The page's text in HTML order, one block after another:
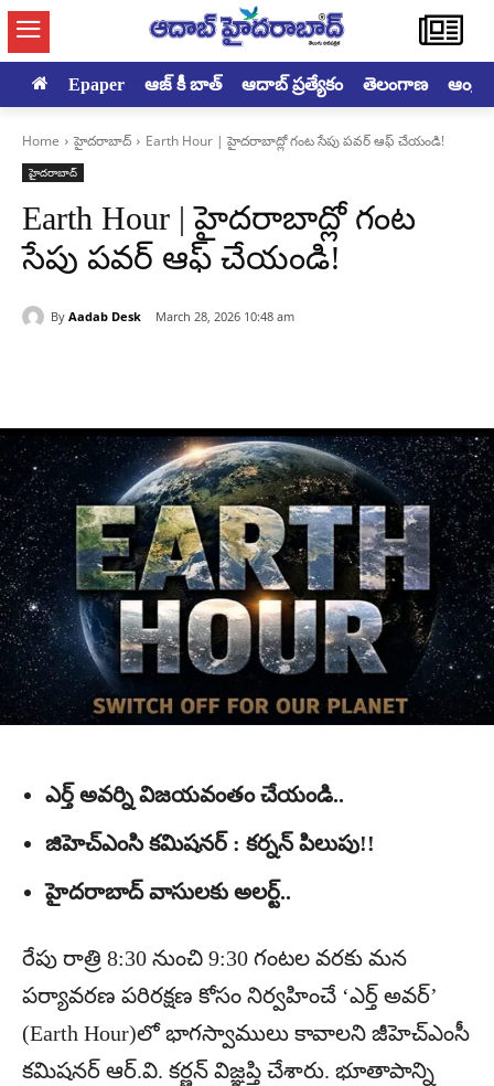
Epaper ఆజ్ కీ బాత్ ఆదాబ్ ప్రత్యేకం తెలంగాణ
Home హైదరాబాద్‌ Earth Hour | హైదరాబాద్లో గంట సేపు పవర్ ఆఫ్ చేయండి!
హైదరాబాద్‌
Earth Hour | హైదరాబాద్లో గంట
సేపు పవర్ ఆఫ్ చేయండి!
By Aadab Desk March 28, 2026 10:48 am
ఎర్త్ అవర్ని విజయవంతం చేయండి..
జిహెచ్ఎంసి కమిషనర్ : కర్నన్ పిలుపు!!
హైదరాబాద్ వాసులకు అలర్ట్..
రేపు రాత్రి 8:30 నుంచి 9:30 గంటల వరకు మన
పర్యావరణ పరిరక్షణ కోసం నిర్వహించే ‘ఎర్త్ అవర్’
(Earth Hour)లో భాగస్వాములు కావాలని జీహెచ్ఎంసీ
కమిషనర్ ఆర్.వి. కర్ణన్ విజ్ఞప్తి చేశారు. భూతాపాన్ని